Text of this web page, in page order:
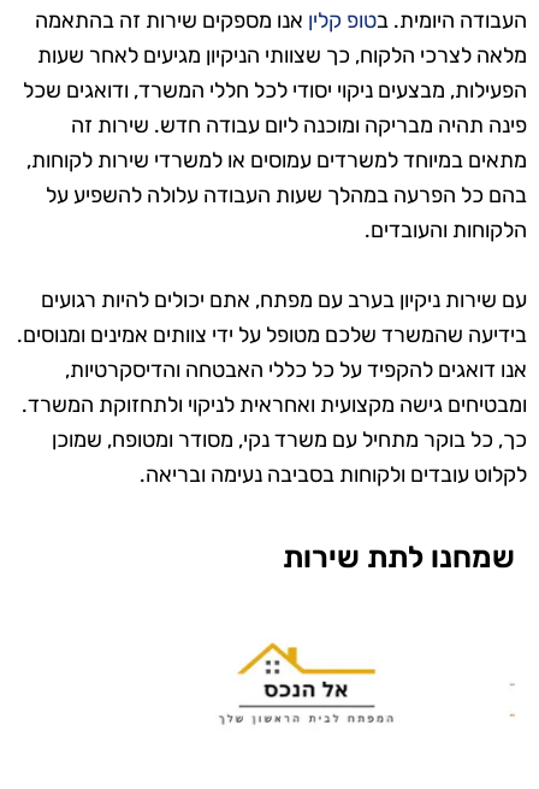
העבודה היומית. בטופ קלין אנו מספקים שירות זה בהתאמה
מלאה לצרכי הלקוח, כך שצוותי הניקיון מגיעים לאחר שעות
הפעילות, מבצעים ניקוי יסודי לכל חללי המשרד, ודואגים שכל
פינה תהיה מבריקה ומוכנה ליום עבודה חדש. שירות זה
מתאים במיוחד למשרדים עמוסים או למשרדי שירות לקוחות,
בהם כל הפרעה במהלך שעות העבודה עלולה להשפיע על
הלקוחות והעובדים.
עם שירות ניקיון בערב עם מפתח, אתם יכולים להיות רגועים
בידיעה שהמשרד שלכם מטופל על ידי צוותים אמינים ומנוסים.
אנו דואגים להקפיד על כל כללי האבטחה והדיסקרטיות,
ומבטיחים גישה מקצועית ואחראית לניקוי ולתחזוקת המשרד.
כך, כל בוקר מתחיל עם משרד נקי, מסודר ומטופח, שמוכן
לקלוט עובדים ולקוחות בסביבה נעימה ובריאה.
שמחנו לתת שירות